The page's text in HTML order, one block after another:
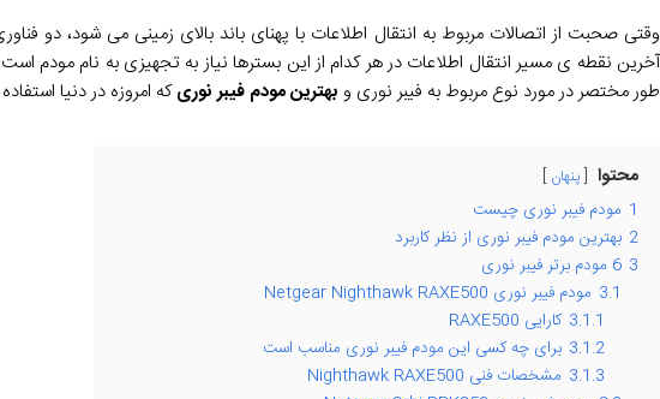
وقتی صحبت از اتصالات مربوط به انتقال اطلاعات با پهنای باند بالای زمینی می شود، دو
آخرین نقطه ی مسیر انتقال اطلاعات در هر کدام از این بسترها نیاز به تجهیزی به نام مودم
طور مختصر در مورد نوع مربوط به فیبر نوری و بهترین مودم فیبر نوریکه امروزه در دنیا
محتوا پنهان
1 مودم فیبر نوری چیست
2 بهترین مودم فیبر نوری از نظر کاربرد
3 6 مودم برتر فیبر نوری
3.1 مودم فیبر نوری Netgear Nighthawk RAXE500
3.1.1 کارایی RAXE500
3.1.2 برای چه کسی این مودم فیبر نوری مناسب است
3.1.3 مشخصات فنی Nighthawk RAXE500